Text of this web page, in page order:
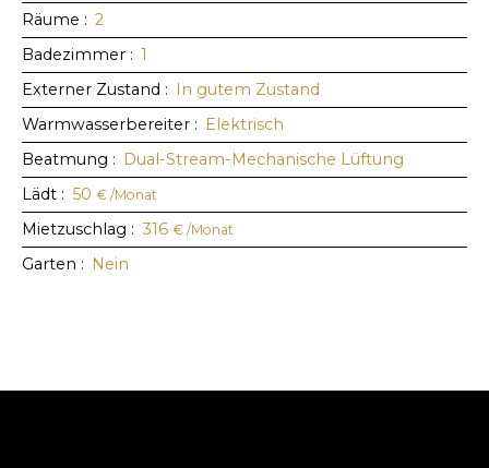
Räume : 2
Badezimmer : 1
Externer Zustand : In gutem Zustand
Warmwasserbereiter : Elektrisch
Beatmung : Dual-Stream-Mechanische Lüftung
Lädt : 50 € /Monat
Mietzuschlag : 316 € /Monat
Garten : Nein